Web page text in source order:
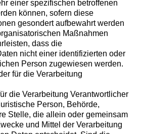
einer spezifischen betroffenen
können, sofern diese
gesondert aufbewahrt werden
Maßnahmen
dass die
nicht einer identifizierten oder
Person zugewiesen werden.
für die Verarbeitung
die Verarbeitung Verantwortlicher
Person, Behörde,
Stelle, die allein oder gemeinsam
und Mittel der Verarbeitung